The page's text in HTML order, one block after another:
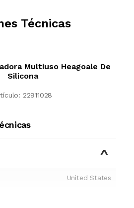
Técnicas
Multiuso Heagoale De
Silicona
22911028
United States